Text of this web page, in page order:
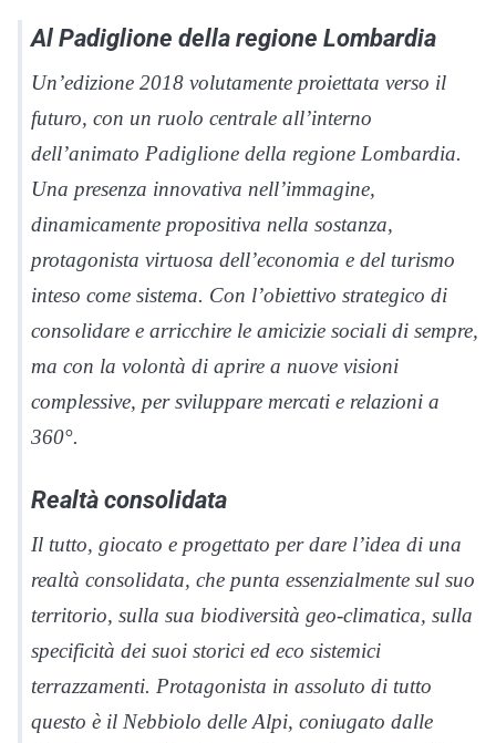
Al Padiglione della regione Lombardia
Un’edizione 2018 volutamente proiettata verso il
futuro, con un ruolo centrale all’interno
dell’animato Padiglione della regione Lombardia.
Una presenza innovativa nell’immagine,
dinamicamente propositiva nella sostanza,
protagonista virtuosa dell’economia e del turismo
inteso come sistema. Con l’obiettivo strategico di
consolidare e arricchire le amicizie sociali di sempre,
ma con la volontà di aprire a nuove visioni
complessive, per sviluppare mercati e relazioni a
360°.
Realtà consolidata
Il tutto, giocato e progettato per dare l’idea di una
realtà consolidata, che punta essenzialmente sul suo
territorio, sulla sua biodiversità geo-climatica, sulla
specificità dei suoi storici ed eco sistemici
terrazzamenti. Protagonista in assoluto di tutto
questo è il Nebbiolo delle Alpi, coniugato dalle